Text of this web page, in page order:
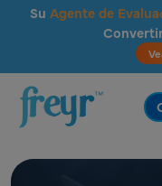
Saltar al contenido
Su Agente de
.